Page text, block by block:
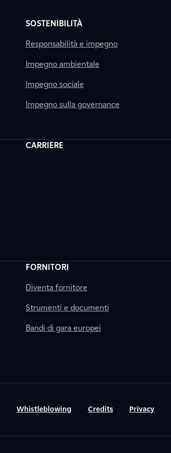
SOSTENIBILITÀ
Responsabilità e impegno
Impegno ambientale
Impegno sociale
Impegno sulla governance
CARRIERE
FORNITORI
Diventa fornitore
Strumenti e documenti
Bandi di gara europei
Whistleblowing Credits Privacy